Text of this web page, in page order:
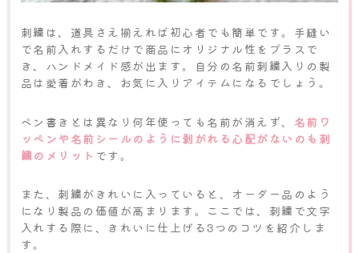
刺繍は、道具さえ揃えれば初心者でも簡単です。手縫い
で名前入れするだけで商品にオリジナル性をプラスで
き、ハンドメイド感が出ます。自分の名前刺繍入りの製
品は愛着がわき、お気に入りアイテムになるでしょう。
ペン書きとは異なり何年使っても名前が消えず、 名前ワ
ッペンや名前シールのように剥がれる心配がないのも刺
繍のメリット です。
また、刺繍がきれいに入っていると、オーダー品のよう
になり製品の価値が高まります。ここでは、刺繍で文字
入れする際に、きれいに仕上げる3つのコツを紹介しま
す。